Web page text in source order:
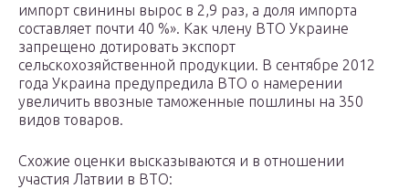
импорт свинины вырос в 2,9 раз, а доля импорта
составляет почти 40 %». Как члену ВТО Украине
запрещено дотировать экспорт
сельскохозяйственной продукции. В сентябре 2012
года Украина предупредила ВТО о намерении
увеличить ввозные таможенные пошлины на 350
видов товаров.
Схожие оценки высказываются и в отношении
участия Латвии в ВТО: